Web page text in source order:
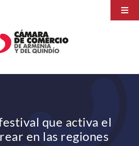
que activa el
en las regiones